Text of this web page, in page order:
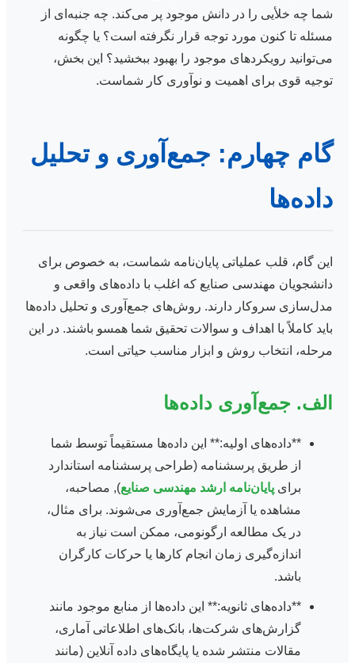
شما چه خلأیی را در دانش موجود پر می‌کند. چه جنبه‌ای از
مسئله تا کنون مورد توجه قرار نگرفته است؟ یا چگونه
می‌توانید رویکردهای موجود را بهبود ببخشید؟ این بخش،
توجیه قوی برای اهمیت و نوآوری کار شماست.
گام چهارم: جمع‌آوری و تحلیل
داده‌ها
این گام، قلب عملیاتی پایان‌نامه شماست، به خصوص برای
دانشجویان مهندسی صنایع که اغلب با داده‌های واقعی و
مدل‌سازی سروکار دارند. روش‌های جمع‌آوری و تحلیل داده‌ها
باید کاملاً با اهداف و سوالات تحقیق شما همسو باشند. در این
مرحله، انتخاب روش و ابزار مناسب حیاتی است.
الف. جمع‌آوری داده‌ها
**داده‌های اولیه:** این داده‌ها مستقیماً توسط شما
از طریق پرسشنامه (طراحی پرسشنامه استاندارد
برای پایان‌نامه ارشد مهندسی صنایع), مصاحبه،
مشاهده یا آزمایش جمع‌آوری می‌شوند. برای مثال،
در یک مطالعه ارگونومی، ممکن است نیاز به
اندازه‌گیری زمان انجام کارها یا حرکات کارگران
باشد.
**داده‌های ثانویه:** این داده‌ها از منابع موجود مانند
گزارش‌های شرکت‌ها، بانک‌های اطلاعاتی آماری،
مقالات منتشر شده یا پایگاه‌های داده آنلاین (مانند